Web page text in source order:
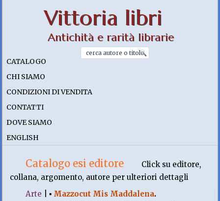
Vittoria libri
Antichità e rarità librarie
CATALOGO
CHI SIAMO
CONDIZIONI DI VENDITA
CONTATTI
DOVE SIAMO
ENGLISH
Catalogo esi editore
Click su editore,
collana, argomento, autore per ulteriori dettagli
Arte |▪ Mazzocut Mis Maddalena.